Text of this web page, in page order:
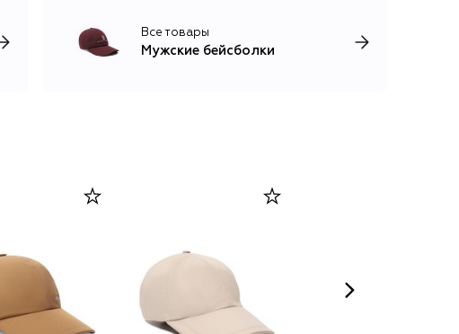
Все товары
Мужские бейсболки